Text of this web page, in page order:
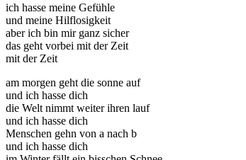
ich hasse meine Gefühle
und meine Hilflosigkeit
aber ich bin mir ganz sicher
das geht vorbei mit der Zeit
mit der Zeit
am morgen geht die sonne auf
und ich hasse dich
die Welt nimmt weiter ihren lauf
und ich hasse dich
Menschen gehn von a nach b
und ich hasse dich